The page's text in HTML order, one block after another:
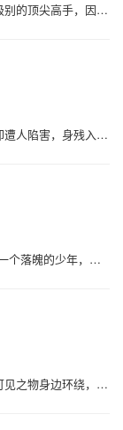
简介： 网游荣耀中被誉为教科书级别的顶尖高手，因为种种原因遭到俱乐部的驱逐，离开职业圈的他寄身于一家网吧成了一个小小的网管，但是
简介： 六年前，他是第一天骄，却遭人陷害，身残入狱，妻子为他受苦。六年后，他是第一战神，权财双绝，武道巅峰。他牵起她的手，君临天
简介： 【本书为网游热血YY文】一个落魄的少年，因为生活便踏入刚刚开放的虚拟网游《传说世界》当中，一个口误将自己的特长近战，选成
简介： 游魂彷徨，蠕虫四散。不可见之物身边环绕，耳畔窃窃私语从何而来。可憎之物在深渊中等待。死寂无风，吹不动衣角发梢。牧苏注视着